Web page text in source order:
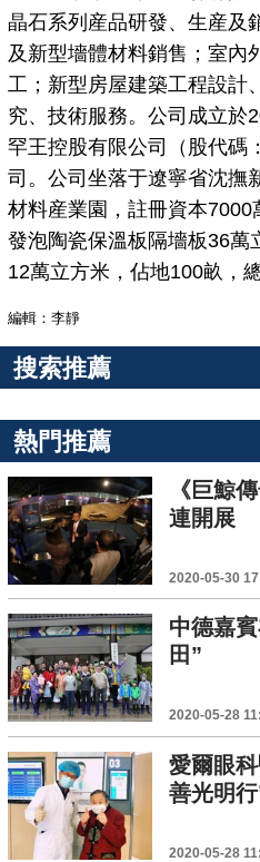
晶石系列産品研發、生産及
及新型墻體材料銷售；室內
工；新型房屋建築工程設計
究、技術服務。公司成立於
罕王控股有限公司（股代碼
司。公司坐落于遼寧省沈撫
材料産業園，註冊資本
發泡陶瓷保溫板隔墻板36萬
12萬立方米，佔地100畝，
編輯：李靜
搜索推薦
熱門推薦
《巨鯨
連開展
2020-05-30
中德嘉
田”
2020-05-28
愛爾眼
善光明
2020-05-28